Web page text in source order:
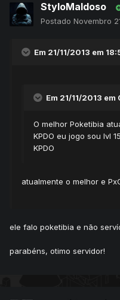
StyloMaldoso
Postado Novembro
Em 21/11/2013 em
Em 21/11/2013
O melhor Poketibia
KPDO eu jogo sou lvl
KPDO
atualmente o melhor e
ele falo poketibia e não
parabéns, otimo servidor!